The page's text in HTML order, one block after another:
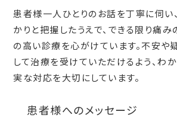
患者様一人ひとりのお話を丁寧に伺い
かりと把握したうえで、できる限り痛
の高い診療を心がけています。不安や
して治療を受けていただけるよう、わ
実な対応を大切にしています。
患者様へのメッセージ